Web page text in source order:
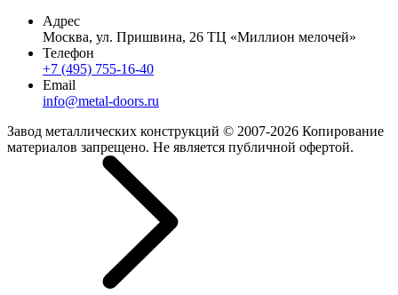
Адрес
Москва, ул. Пришвина, 26 ТЦ «Миллион мелочей»
Телефон
+7 (495) 755-16-40
Email
info@metal-doors.ru
Завод металлических конструкций © 2007-2026 Копирование
материалов запрещено. Не является публичной офертой.